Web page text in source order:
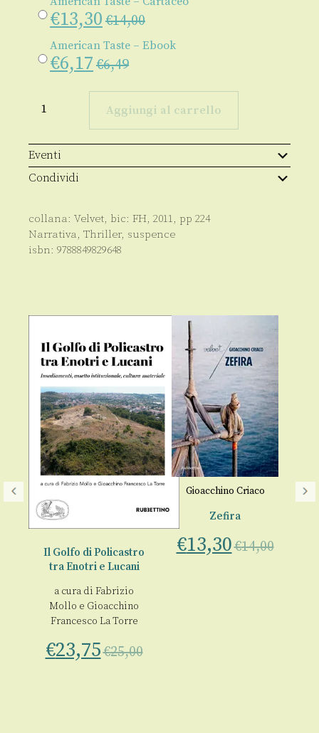
€13,30 €14,00
American Taste – Ebook
€6,17 €6,49
Taste
Aggiungi al carrello
Eventi
Condividi
collana: Velvet, bic: FH, 2011, pp 224
Narrativa, Thriller, suspence
isbn: 9788849829648
Il Golfo di Policastro
tra Enotri e Lucani
a cura di Fabrizio
Mollo e Gioacchino
Francesco La Torre
€23,75€25,00
Gioacchino Criaco
Zefira
€13,30€14,00